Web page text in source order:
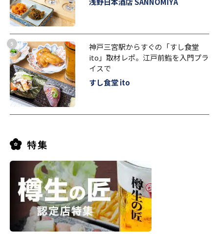
神戸三宮駅からすぐの「すし食堂
ito」取材レポ。江戸前鮨を入門プラ
イスで
すし食堂 ito